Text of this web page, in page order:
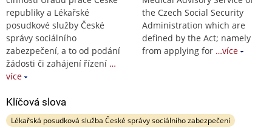
republiky a Lékařské
posudkové služby České
správy sociálního
zabezpečení, a to od podání
žádosti či zahájení řízení …
více
the Czech Social Security
Administration which are
defined by the Act; namely
from applying for …více
Klíčová slova
Lékařská posudková služba České správy sociálního zabezpečení